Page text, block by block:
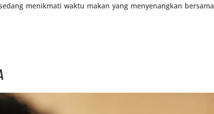
menikmati waktu makan yang menyenangkan bersama